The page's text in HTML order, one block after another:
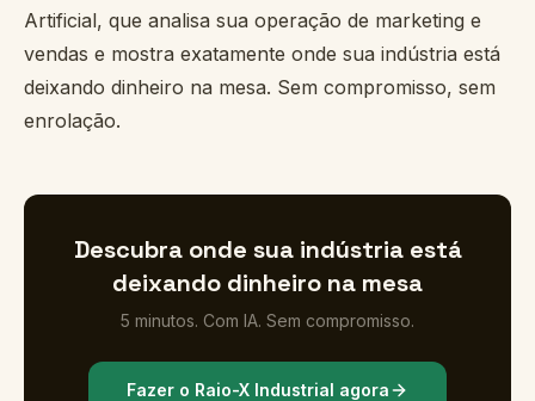
Artificial, que analisa sua operação de marketing e
vendas e mostra exatamente onde sua indústria está
deixando dinheiro na mesa. Sem compromisso, sem
enrolação.
Descubra onde sua indústria está
deixando dinheiro na mesa
5 minutos. Com IA. Sem compromisso.
Fazer o Raio-X Industrial agora